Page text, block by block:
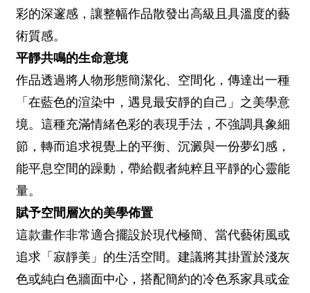
彩的深邃感，讓整幅作品散發出高級且具溫度的藝
術質感。
平靜共鳴的生命意境
作品透過將人物形態簡潔化、空間化，傳達出一種
「在藍色的渲染中，遇見最安靜的自己」之美學意
境。這種充滿情緒色彩的表現手法，不強調具象細
節，轉而追求視覺上的平衡、沉澱與一份夢幻感，
能平息空間的躁動，帶給觀者純粹且平靜的心靈能
量。
賦予空間層次的美學佈置
這款畫作非常適合擺設於現代極簡、當代藝術風或
追求「寂靜美」的生活空間。建議將其掛置於淺灰
色或純白色牆面中心，搭配簡約的冷色系家具或金